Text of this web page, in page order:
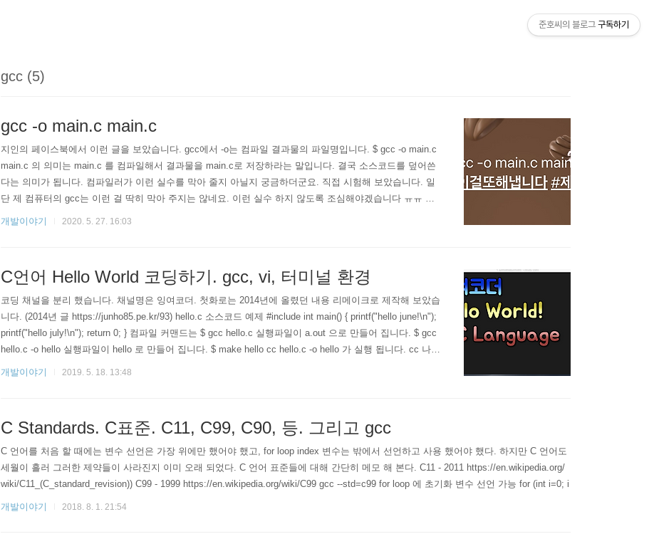
gcc (5)
gcc -o main.c main.c
지인의 페이스북에서 이런 글을 보았습니다. gcc에서 -o는 컴파일 결과물의 파일명입니다. $ gcc -o main.c
main.c 의 의미는 main.c 를 컴파일해서 결과물을 main.c로 저장하라는 말입니다. 결국 소스코드를 덮어쓴
다는 의미가 됩니다. 컴파일러가 이런 실수를 막아 줄지 아닐지 궁금하더군요. 직접 시험해 보았습니다. 일
단 제 컴퓨터의 gcc는 이런 걸 딱히 막아 주지는 않네요. 이런 실수 하지 않도록 조심해야겠습니다 ㅠㅠ 제
컴퓨터 gcc의 버전 정보입니다. $ gcc --version Configured with: --prefix=/Library/Developer/CommandLineT
개발이야기 2020. 5. 27. 16:03
C언어 Hello World 코딩하기. gcc, vi, 터미널 환경
코딩 채널을 분리 했습니다. 채널명은 잉여코더. 첫화로는 2014년에 올렸던 내용 리메이크로 제작해 보았습
니다. (2014년 글 https://junho85.pe.kr/93) hello.c 소스코드 예제 #include int main() { printf("hello june!\n");
printf("hello july!\n"); return 0; } 컴파일 커맨드는 $ gcc hello.c 실행파일이 a.out 으로 만들어 집니다. $ gcc
hello.c -o hello 실행파일이 hello 로 만들어 집니다. $ make hello cc hello.c -o hello 가 실행 됩니다. cc 나 g
cc 나 c compiler 입니다. OS 나 환경에 따라 같은거일수도 있고 조금 다를 수도 있으나 당장..
개발이야기 2019. 5. 18. 13:48
C Standards. C표준. C11, C99, C90, 등. 그리고 gcc
C 언어를 처음 할 때에는 변수 선언은 가장 위에만 했어야 했고, for loop index 변수는 밖에서 선언하고 사용 했어야 했다. 하지만 C 언어도
세월이 흘러 그러한 제약들이 사라진지 이미 오래 되었다. C 언어 표준들에 대해 간단히 메모 해 본다. C11 - 2011 https://en.wikipedia.org/
wiki/C11_(C_standard_revision)) C99 - 1999 https://en.wikipedia.org/wiki/C99 gcc --std=c99 for loop 에 초기화 변수 선언 가능 for (int i=0; i
개발이야기 2018. 8. 1. 21:54
준호씨의 블로그 구독하기